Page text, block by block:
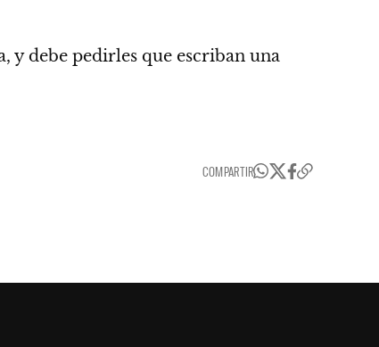
y debe pedirles que escriban una
COMPARTIR